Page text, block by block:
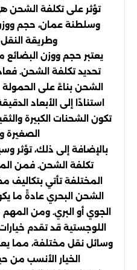
تؤثر على تكلفة الشحن
وسلطنة عمان، حجم ووزن
وطريقة
يعتبر حجم ووزن
تحديد تكلفة الشحن.
الشحن بناءً على
استنادًا إلى الأبعاد
تكون الشحنات الكبيرة
الصغيرة
بالإضافة إلى ذلك، تؤثر
تكلفة الشحن. فمن
المختلفة تأتي بتكاليف
الشحن البحري عادةً ما
الجوي أو البري. ومن
اللوجستية قد تقدم
وسائل نقل مختلفة، مما
الخيار الأنسب من